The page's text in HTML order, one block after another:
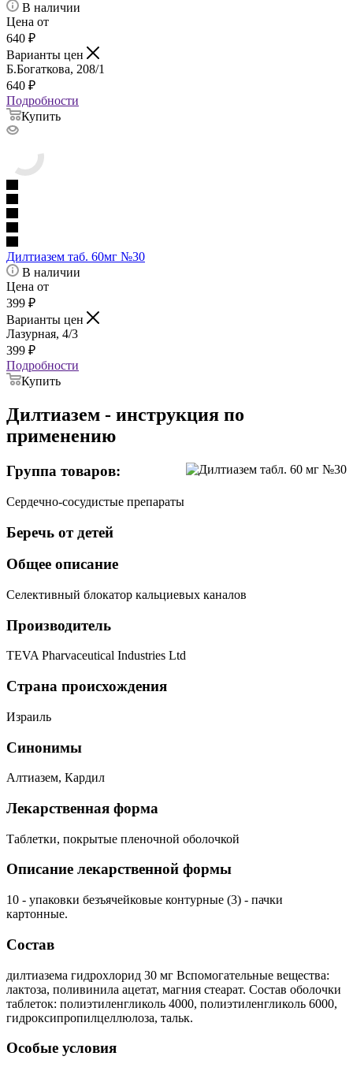
В наличии
Цена от
640 ₽
Варианты цен
Б.Богаткова, 208/1
640 ₽
Подробности
Купить
Дилтиазем таб. 60мг №30
В наличии
Цена от
399 ₽
Варианты цен
Лазурная, 4/3
399 ₽
Подробности
Купить
Дилтиазем - инструкция по
применению
Группа товаров:
Сердечно-сосудистые препараты
Беречь от детей
Общее описание
Селективный блокатор кальциевых каналов
Производитель
TEVA Pharvaceutical Industries Ltd
Страна происхождения
Израиль
Синонимы
Алтиазем, Кардил
Лекарственная форма
Таблетки, покрытые пленочной оболочкой
Описание лекарственной формы
10 - упаковки безъячейковые контурные (3) - пачки
картонные.
Состав
дилтиазема гидрохлорид 30 мг Вспомогательные вещества:
лактоза, поливинила ацетат, магния стеарат. Состав оболочки
таблеток: полиэтиленгликоль 4000, полиэтиленгликоль 6000,
гидроксипропилцеллюлоза, тальк.
Особые условия